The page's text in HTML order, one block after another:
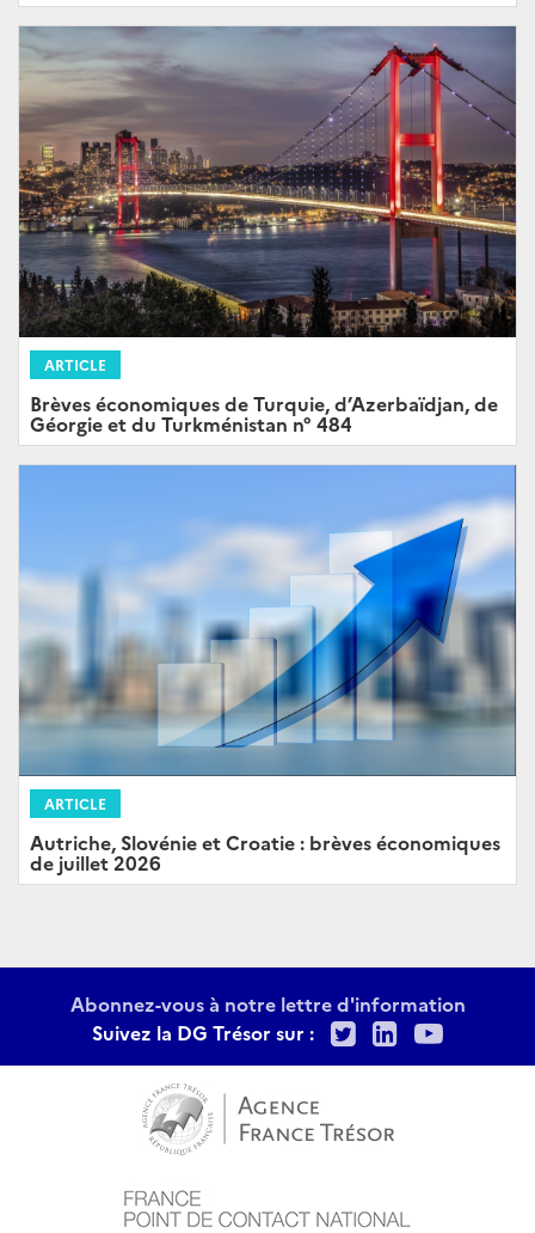
ARTICLE
Brèves économiques de Turquie, d’Azerbaïdjan, de
Géorgie et du Turkménistan n° 484
ARTICLE
Autriche, Slovénie et Croatie : brèves économiques
de juillet 2026
Abonnez-vous à notre lettre d'information
Suivez la DG Trésor sur :
TwitterLinkedIn